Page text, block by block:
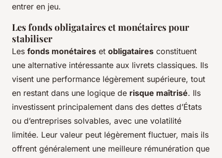
entrer en jeu.
Les fonds obligataires et monétaires pour
stabiliser
Les fonds monétaires et obligataires constituent
une alternative intéressante aux livrets classiques. Ils
visent une performance légèrement supérieure, tout
en restant dans une logique de risque maîtrisé. Ils
investissent principalement dans des dettes d’États
ou d’entreprises solvables, avec une volatilité
limitée. Leur valeur peut légèrement fluctuer, mais ils
offrent généralement une meilleure rémunération que